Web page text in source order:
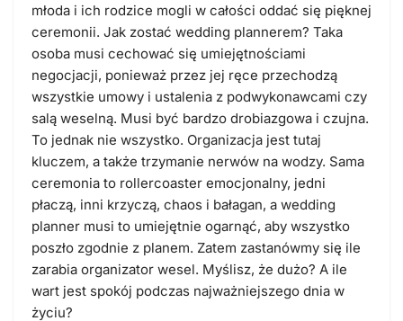
młoda i ich rodzice mogli w całości oddać się pięknej
ceremonii. Jak zostać wedding plannerem? Taka
osoba musi cechować się umiejętnościami
negocjacji, ponieważ przez jej ręce przechodzą
wszystkie umowy i ustalenia z podwykonawcami czy
salą weselną. Musi być bardzo drobiazgowa i czujna.
To jednak nie wszystko. Organizacja jest tutaj
kluczem, a także trzymanie nerwów na wodzy. Sama
ceremonia to rollercoaster emocjonalny, jedni
płaczą, inni krzyczą, chaos i bałagan, a wedding
planner musi to umiejętnie ogarnąć, aby wszystko
poszło zgodnie z planem. Zatem zastanówmy się ile
zarabia organizator wesel. Myślisz, że dużo? A ile
wart jest spokój podczas najważniejszego dnia w
życiu?